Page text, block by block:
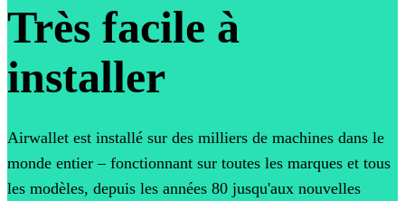
Très facile à
installer
Airwallet est installé sur des milliers de machines dans le
monde entier – fonctionnant sur toutes les marques et tous
les modèles, depuis les années 80 jusqu'aux nouvelles